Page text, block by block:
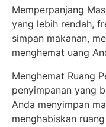
Memperpanjang
yang lebih rendah,
simpan makanan,
menghemat uang
Menghemat Ruang
penyimpanan yang
Anda menyimpan
menghabiskan